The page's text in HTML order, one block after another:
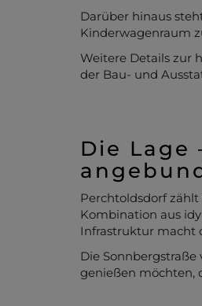
Darüber hinaus
Kinderwagenraum
Weitere Details zur
der Bau- und
Die Lage
Perchtoldsdorf
Kombination aus
Infrastruktur macht
Die
genießen möchten,